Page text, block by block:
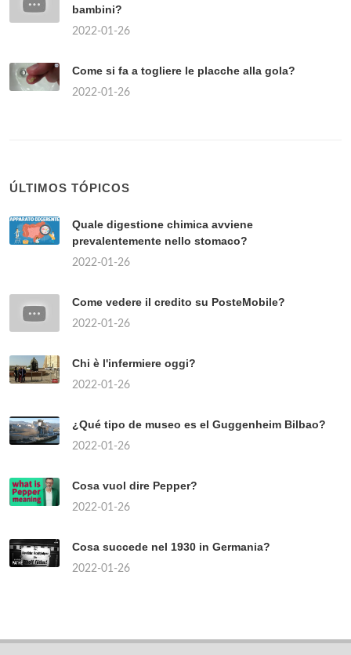
bambini?
2022-01-26
Come si fa a togliere le placche alla gola?
2022-01-26
ÚLTIMOS TÓPICOS
Quale digestione chimica avviene
prevalentemente nello stomaco?
2022-01-26
Come vedere il credito su PosteMobile?
2022-01-26
Chi è l'infermiere oggi?
2022-01-26
¿Qué tipo de museo es el Guggenheim Bilbao?
2022-01-26
Cosa vuol dire Pepper?
2022-01-26
Cosa succede nel 1930 in Germania?
2022-01-26